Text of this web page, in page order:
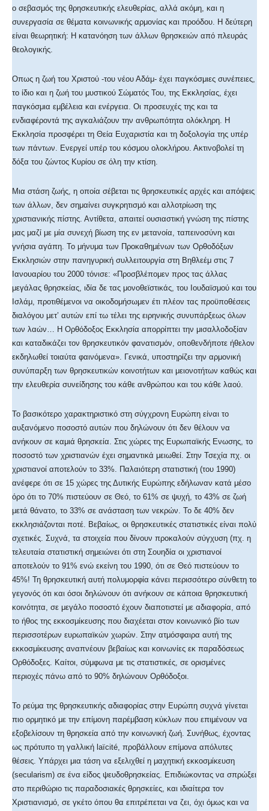
ο σεβασμός της θρησκευτικής ελευθερίας, αλλά ακόμη, και η
συνεργασία σε θέματα κοινωνικής αρμονίας και προόδου. Η δεύτερη
είναι θεωρητική: Η κατανόηση των άλλων θρησκειών από πλευράς
θεολογικής.
Οπως η ζωή του Χριστού -του νέου Αδάμ- έχει παγκόσμιες συνέπειες,
το ίδιο και η ζωή του μυστικού Σώματός Του, της Εκκλησίας, έχει
παγκόσμια εμβέλεια και ενέργεια. Οι προσευχές της και τα
ενδιαφέροντά της αγκαλιάζουν την ανθρωπότητα ολόκληρη. Η
Εκκλησία προσφέρει τη Θεία Ευχαριστία και τη δοξολογία της υπέρ
των πάντων. Ενεργεί υπέρ του κόσμου ολοκλήρου. Ακτινοβολεί τη
δόξα του ζώντος Κυρίου σε όλη την κτίση.
Μια στάση ζωής, η οποία σέβεται τις θρησκευτικές αρχές και απόψεις
των άλλων, δεν σημαίνει συγκρητισμό και αλλοτρίωση της
χριστιανικής πίστης. Αντίθετα, απαιτεί ουσιαστική γνώση της πίστης
μας μαζί με μία συνεχή βίωση της εν μετανοία, ταπεινοσύνη και
γνήσια αγάπη. Το μήνυμα των Προκαθημένων των Ορθοδόξων
Εκκλησιών στην πανηγυρική συλλειτουργία στη Βηθλεέμ στις 7
Ιανουαρίου του 2000 τόνισε: «Προσβλέπομεν προς τας άλλας
μεγάλας θρησκείας, ιδία δε τας μονοθεϊστικάς, του Ιουδαϊσμού και του
Ισλάμ, προτιθέμενοι να οικοδομήσωμεν έτι πλέον τας προϋποθέσεις
διαλόγου μετ’ αυτών επί τω τέλει της ειρηνικής συνυπάρξεως όλων
των λαών… Η Ορθόδοξος Εκκλησία απορρίπτει την μισαλλοδοξίαν
και καταδικάζει τον θρησκευτικόν φανατισμόν, οποθενδήποτε ήθελον
εκδηλωθεί τοιαύτα φαινόμενα». Γενικά, υποστηρίζει την αρμονική
συνύπαρξη των θρησκευτικών κοινοτήτων και μειονοτήτων καθώς και
την ελευθερία συνείδησης του κάθε ανθρώπου και του κάθε λαού.
Το βασικότερο χαρακτηριστικό στη σύγχρονη Ευρώπη είναι το
αυξανόμενο ποσοστό αυτών που δηλώνουν ότι δεν θέλουν να
ανήκουν σε καμιά θρησκεία. Στις χώρες της Ευρωπαϊκής Ενωσης, το
ποσοστό των χριστιανών έχει σημαντικά μειωθεί. Στην Τσεχία πχ. οι
χριστιανοί αποτελούν το 33%. Παλαιότερη στατιστική (του 1990)
ανέφερε ότι σε 15 χώρες της Δυτικής Ευρώπης εδήλωναν κατά μέσο
όρο ότι το 70% πιστεύουν σε Θεό, το 61% σε ψυχή, το 43% σε ζωή
μετά θάνατο, το 33% σε ανάσταση των νεκρών. Το δε 40% δεν
εκκλησιάζονται ποτέ. Βεβαίως, οι θρησκευτικές στατιστικές είναι πολύ
σχετικές. Συχνά, τα στοιχεία που δίνουν προκαλούν σύγχυση (πχ. η
τελευταία στατιστική σημειώνει ότι στη Σουηδία οι χριστιανοί
αποτελούν το 91% ενώ εκείνη του 1990, ότι σε Θεό πιστεύουν το
45%! Τη θρησκευτική αυτή πολυμορφία κάνει περισσότερο σύνθετη το
γεγονός ότι και όσοι δηλώνουν ότι ανήκουν σε κάποια θρησκευτική
κοινότητα, σε μεγάλο ποσοστό έχουν διαποτιστεί με αδιαφορία, από
το ήθος της εκκοσμίκευσης που διαχέεται στον κοινωνικό βίο των
περισσοτέρων ευρωπαϊκών χωρών. Στην ατμόσφαιρα αυτή της
εκκοσμίκευσης αναπνέουν βεβαίως και κοινωνίες εκ παραδόσεως
Ορθόδοξες. Καίτοι, σύμφωνα με τις στατιστικές, σε ορισμένες
περιοχές πάνω από το 90% δηλώνουν Ορθόδοξοι.
Το ρεύμα της θρησκευτικής αδιαφορίας στην Ευρώπη συχνά γίνεται
πιο ορμητικό με την επίμονη παρέμβαση κύκλων που επιμένουν να
εξοβελίσουν τη θρησκεία από την κοινωνική ζωή. Συνήθως, έχοντας
ως πρότυπο τη γαλλική laïcité, προβάλλουν επίμονα απόλυτες
θέσεις. Υπάρχει μια τάση να εξελιχθεί η μαχητική εκκοσμίκευση
(secularism) σε ένα είδος ψευδοθρησκείας. Επιδιώκοντας να σπρώξει
στο περιθώριο τις παραδοσιακές θρησκείες, και ιδιαίτερα τον
Χριστιανισμό, σε γκέτο όπου θα επιτρέπεται να ζει, όχι όμως και να